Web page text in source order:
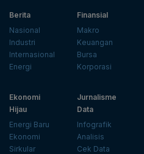
Berita
Nasional
Industri
Internasional
Energi
Finansial
Makro
Keuangan
Bursa
Korporasi
Ekonomi
Hijau
Energi Baru
Ekonomi
Sirkular
Jurnalisme
Data
Infografik
Analisis
Cek Data